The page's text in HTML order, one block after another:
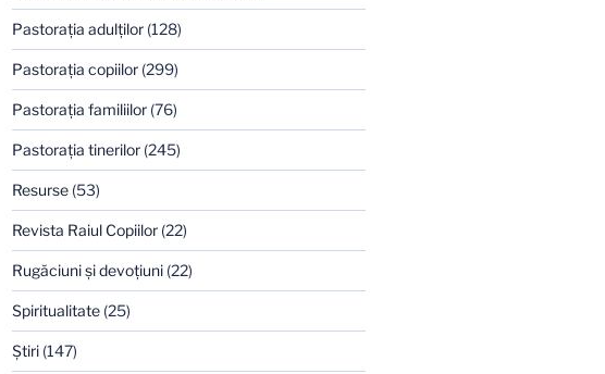
Pastoraţia adulţilor(128)
Pastoraţia copiilor(299)
Pastoraţia familiilor(76)
Pastoraţia tinerilor(245)
Resurse(53)
Revista Raiul Copiilor(22)
Rugăciuni şi devoţiuni(22)
Spiritualitate(25)
Ştiri(147)